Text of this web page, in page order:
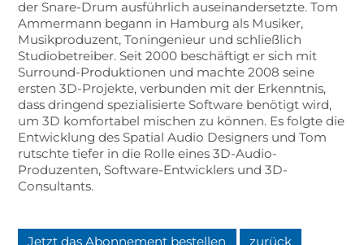
der Snare-Drum ausführlich auseinandersetzte. Tom
Ammermann begann in Hamburg als Musiker,
Musikproduzent, Toningenieur und schließlich
Studiobetreiber. Seit 2000 beschäftigt er sich mit
Surround-Produktionen und machte 2008 seine
ersten 3D-Projekte, verbunden mit der Erkenntnis,
dass dringend spezialisierte Software benötigt wird,
um 3D komfortabel mischen zu können. Es folgte die
Entwicklung des Spatial Audio Designers und Tom
rutschte tiefer in die Rolle eines 3D-Audio-
Produzenten, Software-Entwicklers und 3D-
Consultants.
Jetzt das Abonnement bestellen zurück